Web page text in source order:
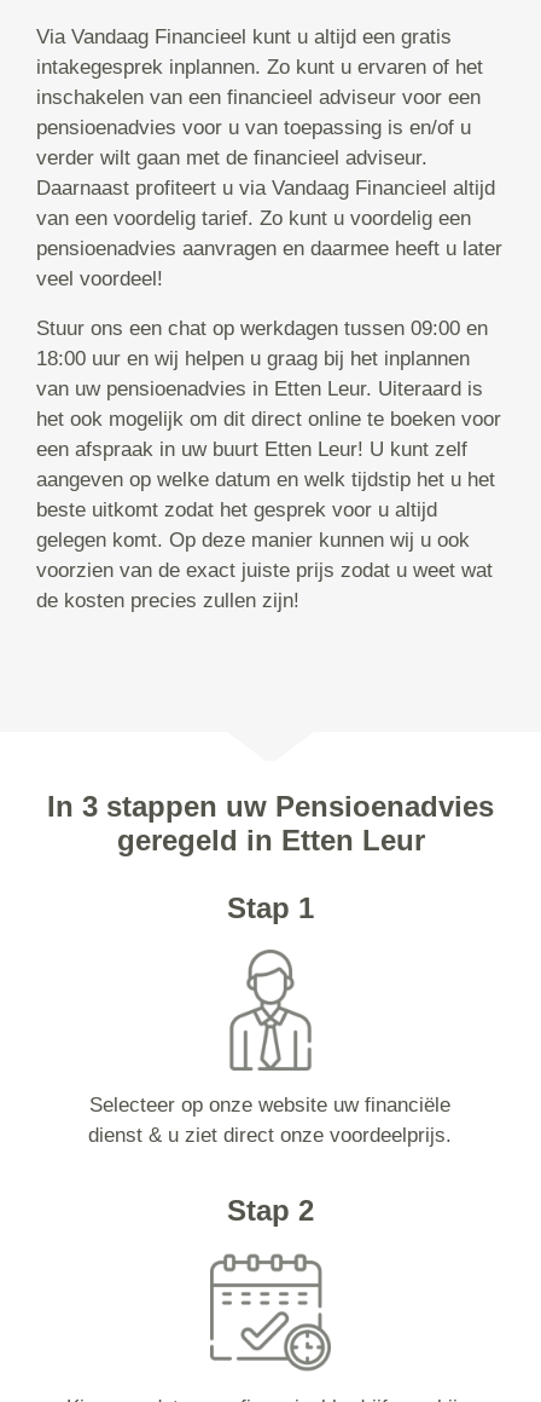
Via Vandaag Financieel kunt u altijd een gratis
intakegesprek inplannen. Zo kunt u ervaren of het
inschakelen van een financieel adviseur voor een
pensioenadvies voor u van toepassing is en/of u
verder wilt gaan met de financieel adviseur.
Daarnaast profiteert u via Vandaag Financieel altijd
van een voordelig tarief. Zo kunt u voordelig een
pensioenadvies aanvragen en daarmee heeft u later
veel voordeel!
Stuur ons een chat op werkdagen tussen 09:00 en
18:00 uur en wij helpen u graag bij het inplannen
van uw pensioenadvies in Etten Leur. Uiteraard is
het ook mogelijk om dit direct online te boeken voor
een afspraak in uw buurt Etten Leur! U kunt zelf
aangeven op welke datum en welk tijdstip het u het
beste uitkomt zodat het gesprek voor u altijd
gelegen komt. Op deze manier kunnen wij u ook
voorzien van de exact juiste prijs zodat u weet wat
de kosten precies zullen zijn!
In 3 stappen uw Pensioenadvies
geregeld in Etten Leur
Stap 1
Selecteer op onze website uw financiële
dienst & u ziet direct onze voordeelprijs.
Stap 2